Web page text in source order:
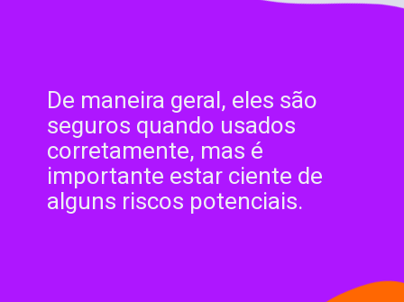
De maneira geral, eles são
seguros quando usados
corretamente, mas é
importante estar ciente de
alguns riscos potenciais.